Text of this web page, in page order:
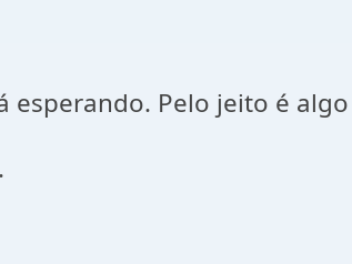
esperando. Pelo jeito é